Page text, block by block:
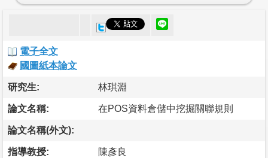
電子全文
國圖紙本論文
研究生: 林琪淵
論文名稱: 在POS資料倉儲中挖掘關聯規則
論文名稱(外文):
指導教授: 陳彥良